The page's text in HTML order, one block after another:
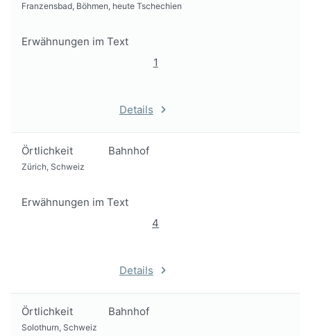
Franzensbad, Böhmen, heute Tschechien
Erwähnungen im Text
1
Details
Örtlichkeit Bahnhof
Zürich, Schweiz
Erwähnungen im Text
4
Details
Örtlichkeit Bahnhof
Solothurn, Schweiz